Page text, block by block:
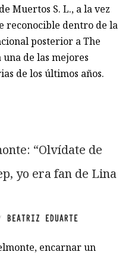
Muertos S. L., a la vez
reconocible dentro de la
posterior a The
de las mejores
de los últimos años.
“Olvídate de
yo era fan de Lina
BEATRIZ EDUARTE
encarnar un